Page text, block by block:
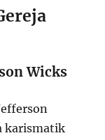
Wicks
karismatik